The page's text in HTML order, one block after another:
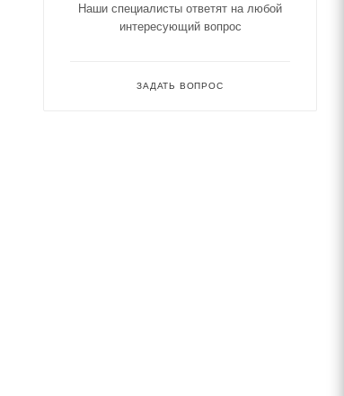
Наши специалисты ответят на любой
интересующий вопрос
ЗАДАТЬ ВОПРОС